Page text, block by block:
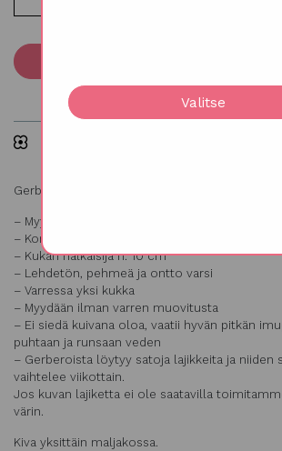
Valitse
Gerbera lila, Gerbera x cantabrigiensis
– Myydään 10 oksan nipuissa
– Korkeus 50-60 cm
– Kukan halkaisija n. 10 cm
– Lehdetön, pehmeä ja ontto varsi
– Varressa yksi kukka
– Myydään ilman varren muovitusta
– Ei siedä kuivana oloa, vaatii hyvän pitkän
puhtaan ja runsaan veden
– Gerberoista löytyy satoja lajikkeita ja niiden
vaihtelee viikottain.
Jos kuvan lajiketta ei ole saatavilla
värin.
Kiva yksittäin maljakossa.